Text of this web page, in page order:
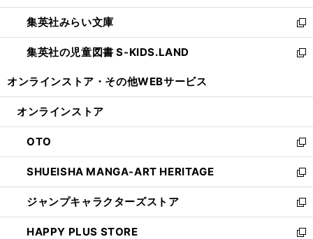
開
く
ウ
で
開
く
ン
ド
ウ
で
ウ
ィ
ン
ド
開
集英社みらい文庫
新
し
い
ン
ウ
で
開
く
集英社の児童図書 S-KIDS.LAND
新
ウ
ン
ド
ウ
で
開
く
オンラインストア・ その他WEBサービス
オンラインストア
OTO
新
し
い
ウ
ィ
ン
ド
SHUEISHA MANGA-ART HERITAGE
新
し
い
ウ
ィ
ジャンプキャラクターズストア
新
し
い
HAPPY PLUS STORE
新